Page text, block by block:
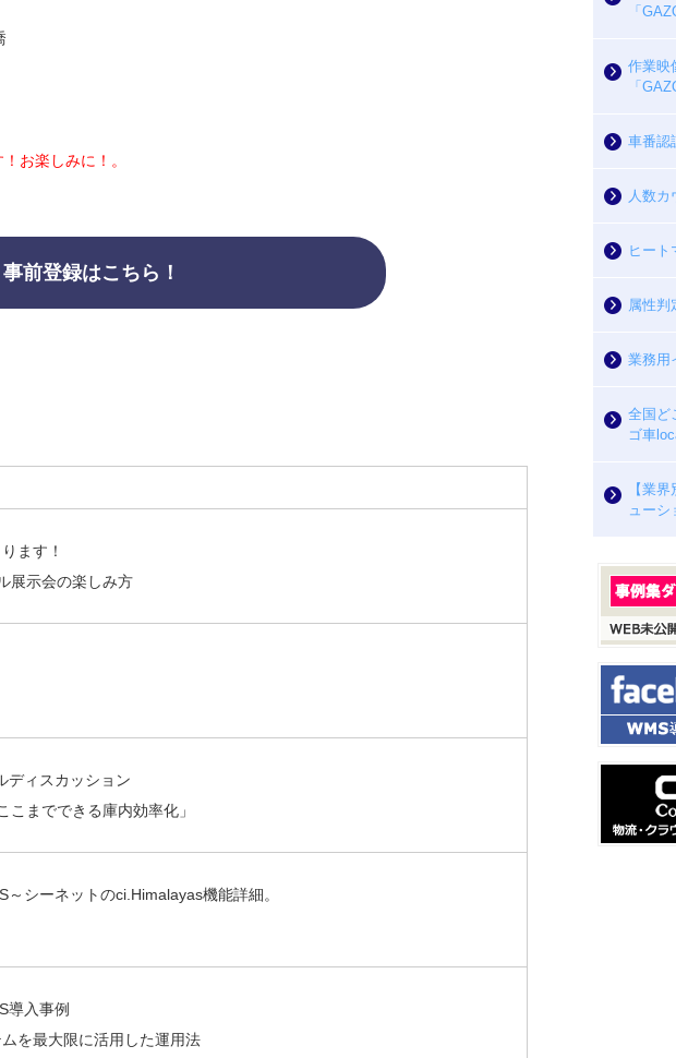
お楽しみに！。
事前登録はこちら！
ます！
展示会の楽しみ方
ィスカッション
までできる庫内効率化」
シーネットのci.Himalayas機能詳細。
導入事例
を最大限に活用した運用法
「
作業映
「
車番認
人数カ
ヒート
属性判
業務用
全国ど
ゴ車
【業
ューシ